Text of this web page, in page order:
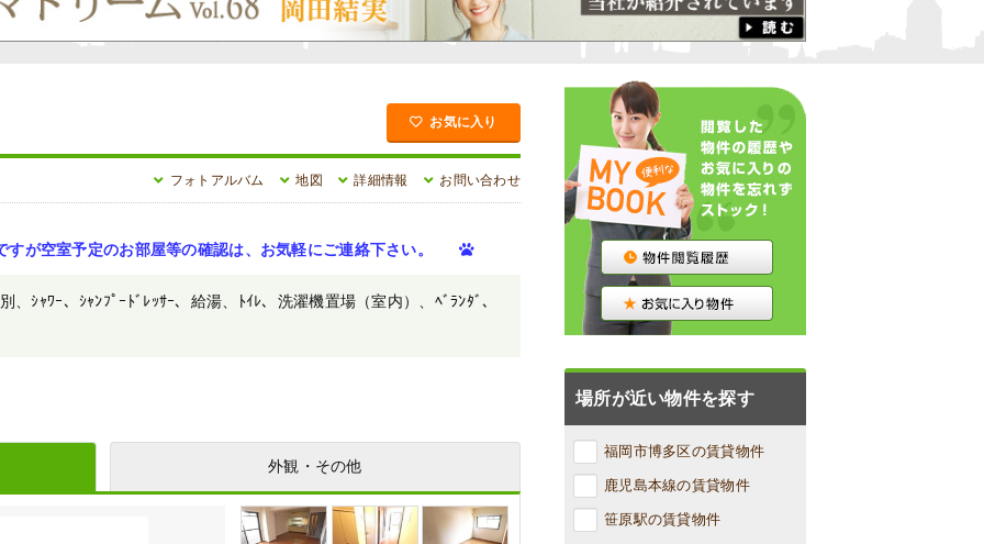
お気に入り
フォトアルバム 地図 詳細情報 お問い合わせ
すが空室予定のお部屋等の確認は、お気軽にご連絡下さい。
ｼｬﾜｰ、ｼｬﾝﾌﾟｰﾄﾞﾚｯｻｰ、給湯、ﾄｲﾚ、洗濯機置場（室内）、ﾍﾞﾗﾝﾀﾞ、
外観・その他
場所が近い物件を探す
福岡市博多区の賃貸物件
鹿児島本線の賃貸物件
笹原駅の賃貸物件